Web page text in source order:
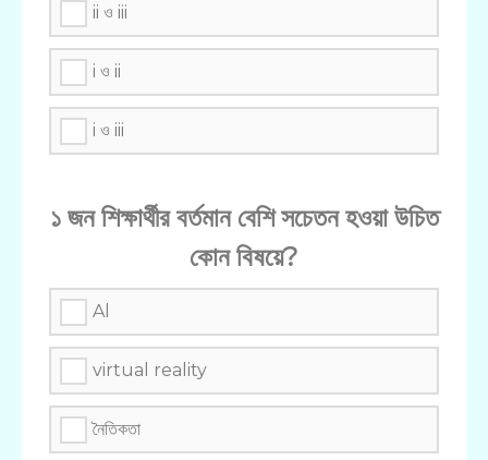
ii ও iii
i ও ii
i ও iii
১ জন শিক্ষার্থীর বর্তমান বেশি সচেতন হওয়া উচিত
কোন বিষয়ে?
Al
virtual reality
নৈতিকতা